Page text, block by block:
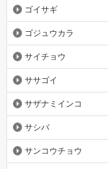
ゴイサギ
ゴジュウカラ
サイチョウ
ササゴイ
サザナミインコ
サシバ
サンコウチョウ